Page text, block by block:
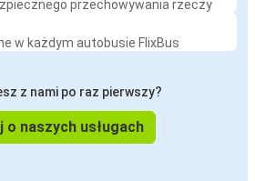
przechowywania rzeczy
w każdym autobusie FlixBus
z nami po raz pierwszy?
o naszych usługach